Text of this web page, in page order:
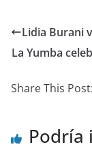
Lidia Burani
La Yumba
Share This Post:
Podría